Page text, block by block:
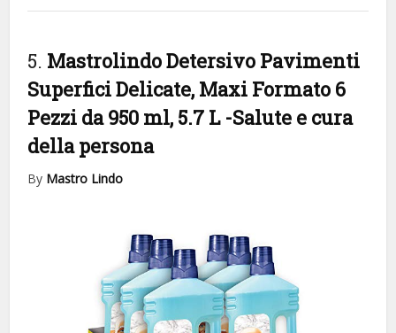
5. Mastrolindo Detersivo Pavimenti
Superfici Delicate, Maxi Formato 6
Pezzi da 950 ml, 5.7 L -Salute e cura
della persona
By Mastro Lindo